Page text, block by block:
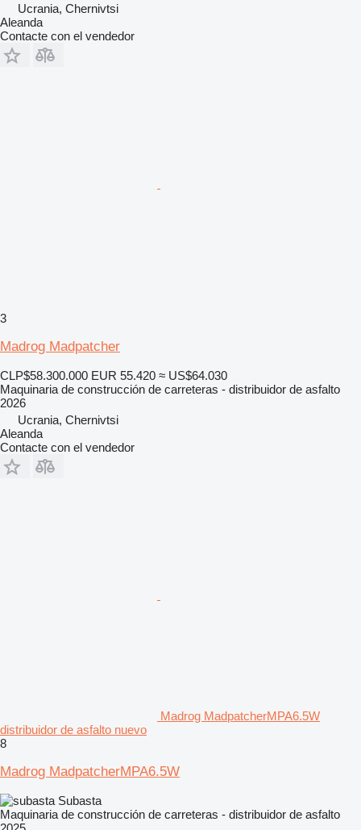
Ucrania, Chernivtsi
Aleanda
Contacte con el vendedor
3
Madrog Madpatcher
CLP$58.300.000 EUR 55.420 ≈ US$64.030
Maquinaria de construcción de carreteras - distribuidor de asfalto
2026
Ucrania, Chernivtsi
Aleanda
Contacte con el vendedor
Madrog MadpatcherMPA6.5W
distribuidor de asfalto nuevo
8
Madrog MadpatcherMPA6.5W
Subasta
Maquinaria de construcción de carreteras - distribuidor de asfalto